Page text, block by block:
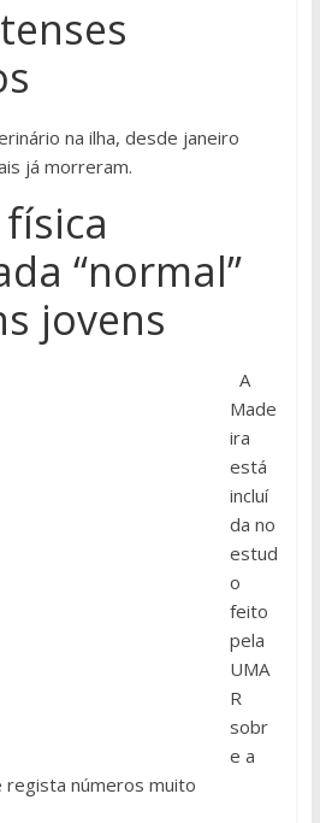
na ilha, desde janeiro
já morreram.
“normal”
jovens
A
Made
ira
está
incluí
da no
estud
o
feito
pela
UMA
R
sobr
e a
regista números muito